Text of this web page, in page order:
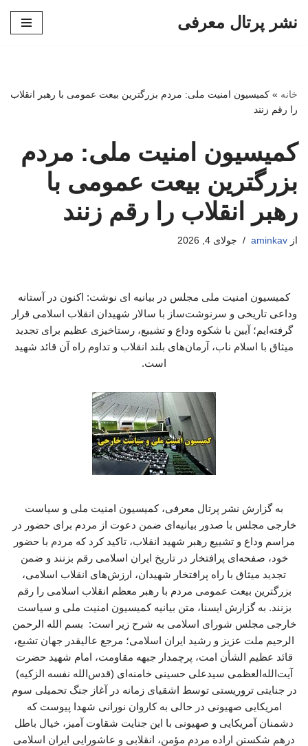
نشر پرتال معرفی
خانه » کمیسیون امنیت ملی: مردم بزرگترین بیعت عمومی با رهبر انقلاب
را رقم زنند
کمیسیون امنیت ملی: مردم
بزرگترین بیعت عمومی با
رهبر انقلاب را رقم زنند
از aminkav جولای 4, 2026
کمیسیون امنیت ملی مجلس در بیانیه ای نوشت: اکنون در آستانه
وداعی تاریخی و سرنوشت‌ساز با سالار شهیدان انقلاب اسلامی قرار
گرفته‌ایم؛ آیین با شکوه وداع و تشییع، رستاخیزی عظیم برای تجدید
میثاق با اسلام ناب، آرمان‌های بلند انقلاب و تداوم راه آن قائد شهید
است.
به گزارش نشر پرتال معرفی، کمیسیون امنیت ملی و سیاست
خارجی مجلس با صدور بیانیه‌ای ضمن دعوت از مردم برای حضور در
مراسم وداع و تشییع رهبر شهید انقلاب، تاکید کرد که مردم با حضور
خود، صفحه‌ای پرافتخار در تاریخ ایران اسلامی رقم بزنند و ضمن
تجدید میثاق با راه پرافتخار شهیدان، ارزش‌های انقلاب اسلامی،
بزرگترین بیعت عمومی مردم با رهبر معظم انقلاب اسلامی را رقم
بزنند. به گزارش ایسنا، متن بیانیه کمیسیون امنیت ملی و سیاست
خارجی مجلس شورای اسلامی به شرح زیر است: بسم الله الرحمن
الرحیم ملت عزیز و رشید ایران اسلامی؛ مرجع عالیقدر جهان تشیع،
قائد عظیم الشأن امت، پرچمدار جبهه مقاومت، امام شهید حضرت
آیت‌الله‌العظمی سیدعلی حسینی خامنه‌ای (قدس‌الله نفسه الزکیه)
در جنایتی تروریستی توسط اشقیای زمانه در آغاز جنگ تحمیلی سوم
امریکایی صهیونی در حالی به کاروان نورانی شهدا پیوست که
دشمنان آمریکایی و صهیونی با این جنایت شقاوت‌ آمیز، خیال باطل
درهم‌ شکستن اراده مردم مؤمن، انقلابی و عاشورایی ایران اسلامی